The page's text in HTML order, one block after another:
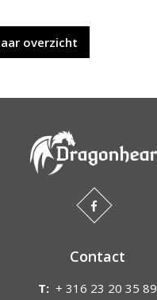
overzicht
Contact
T: + 316 23 20 35 89